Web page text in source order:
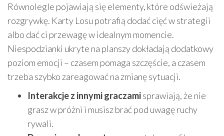
Równolegle pojawiają się elementy, które odświeżają
rozgrywkę. Karty Losu potrafią dodać cięć w strategii
albo dać ci przewagę w idealnym momencie.
Niespodzianki ukryte na planszy dokładają dodatkowy
poziom emocji – czasem pomaga szczęście, a czasem
trzeba szybko zareagować na zmianę sytuacji.
Interakcje z innymi graczamisprawiają, że nie
grasz w próżni i musisz brać pod uwagę ruchy
rywali.